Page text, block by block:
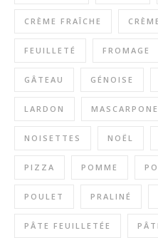
CRÈME FRAÎCHE
FEUILLETÉ FROMAGE
GÂTEAU GÉNOISE
LARDON MASCARPONE
NOISETTES NOËL
PIZZA POMME
POULET PRALINÉ
PÂTE FEUILLETÉE